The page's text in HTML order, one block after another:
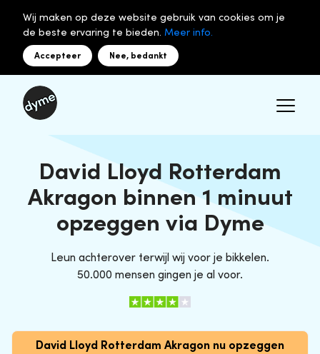
Wij maken op deze website gebruik van cookies om je
de beste ervaring te bieden. Meer info.
Accepteer Nee, bedankt
David Lloyd Rotterdam
Akragon binnen 1 minuut
opzeggen via Dyme
Leun achterover terwijl wij voor je bikkelen.
50.000 mensen gingen je al voor.
David Lloyd Rotterdam Akragon nu opzeggen